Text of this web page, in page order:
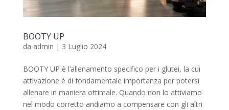
BOOTY UP
da admin | 3 Luglio 2024
BOOTY UP è l’allenamento specifico per i glutei, la cui
attivazione è di fondamentale importanza per potersi
allenare in maniera ottimale. Quando non lo attiviamo
nel modo corretto andiamo a compensare con gli altri